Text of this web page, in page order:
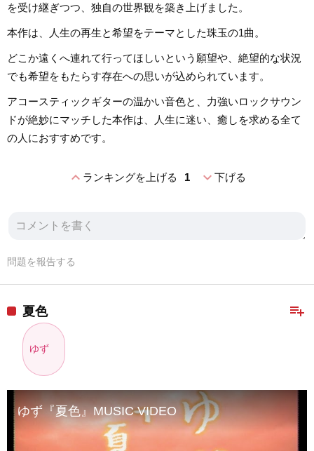
を受け継ぎつつ、独自の世界観を築き上げました。
本作は、人生の再生と希望をテーマとした珠玉の1曲。
どこか遠くへ連れて行ってほしいという願望や、絶望的な状況
でも希望をもたらす存在への思いが込められています。
アコースティックギターの温かい音色と、力強いロックサウン
ドが絶妙にマッチした本作は、人生に迷い、癒しを求める全て
の人におすすめです。
expand_lessランキングを上げる 1 expand_more下げる
問題を報告する
playlist_add
夏色
ゆず
ゆず『夏色』MUSIC VIDEO